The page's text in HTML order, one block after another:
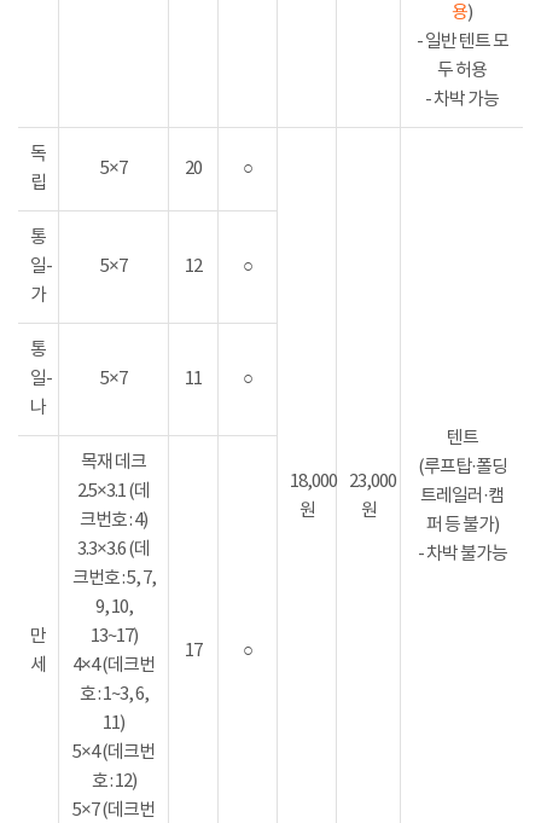
용)
- 일반 텐트 모
두 허용
- 차박 가능
독
립
5×7 20 ○
18,000
원
23,000
원
텐트
(루프탑·폴딩
트레일러·캠
퍼 등 불가)
- 차박 불가능
통
일-
가
5×7 12 ○
통
일-
나
5×7 11 ○
만
세
목재 데크
2.5×3.1 (데
크번호 : 4)
3.3×3.6 (데
크번호 : 5, 7,
9, 10,
13~17)
4×4 (데크번
호 : 1~3, 6,
11)
5×4 (데크번
호 : 12)
5×7 (데크번
17 ○